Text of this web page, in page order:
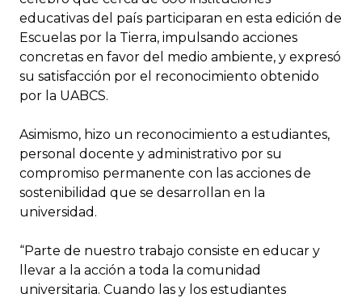
educativas del país participaran en esta edición de
Escuelas por la Tierra, impulsando acciones
concretas en favor del medio ambiente, y expresó
su satisfacción por el reconocimiento obtenido
por la UABCS.
Asimismo, hizo un reconocimiento a estudiantes,
personal docente y administrativo por su
compromiso permanente con las acciones de
sostenibilidad que se desarrollan en la
universidad.
“Parte de nuestro trabajo consiste en educar y
llevar a la acción a toda la comunidad
universitaria. Cuando las y los estudiantes